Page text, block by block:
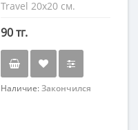
Travel 20х20 см.
90 тг.
Наличие:Закончился